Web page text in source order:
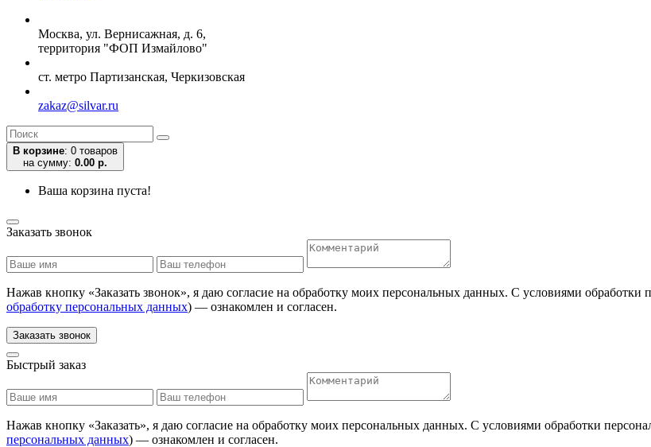
Москва, ул. Вернисажная, д. 6,
территория "ФОП Измайлово"
ст. метро Партизанская, Черкизовская
zakaz@silvar.ru
В корзине: 0 товаров
на сумму: 0.00 р.
Ваша корзина пуста!
Заказать звонок
Нажав кнопку «Заказать звонок», я даю согласие на обработку моих персональных данных. С условиями
обработку персональных данных) — ознакомлен и согласен.
Заказать звонок
Быстрый заказ
Нажав кнопку «Заказать», я даю согласие на обработку моих персональных данных. С условиями обработки
персональных данных) — ознакомлен и согласен.